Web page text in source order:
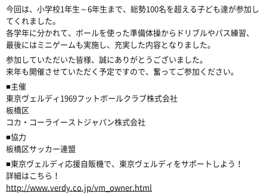
今回は、小学校1年生～6年生まで、総勢100名を超える子ども達が参加し
てくれました。
各学年に分かれて、ボールを使った準備体操からドリブルやパス練習、
最後にはミニゲームも実施し、充実した内容となりました。
参加していただいた皆様、誠にありがとうございました。
来年も開催させていただく予定ですので、奮ってご参加ください。
■主催
東京ヴェルディ1969フットボールクラブ株式会社
板橋区
コカ・コーライーストジャパン株式会社
■協力
板橋区サッカー連盟
■東京ヴェルディ応援自販機で、東京ヴェルディをサポートしよう！
詳細はこちら！
http://www.verdy.co.jp/vm_owner.html